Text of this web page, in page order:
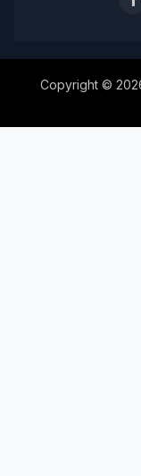
Copyright ©